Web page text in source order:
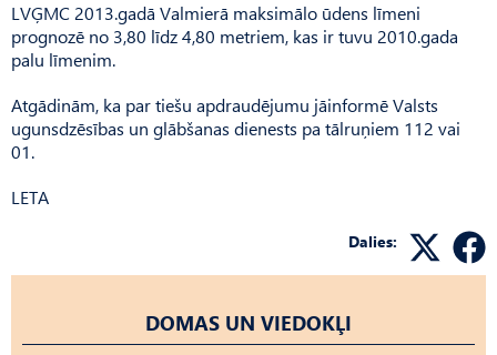
LVĢMC 2013.gadā Valmierā maksimālo ūdens līmeni
prognozē no 3,80 līdz 4,80 metriem, kas ir tuvu 2010.gada
palu līmenim.
Atgādinām, ka par tiešu apdraudējumu jāinformē Valsts
ugunsdzēsības un glābšanas dienests pa tālruņiem 112 vai
01.
LETA
Dalies:
DOMAS UN VIEDOKĻI